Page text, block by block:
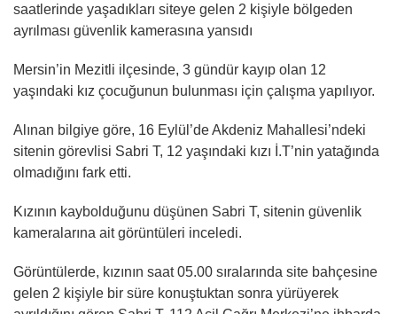
saatlerinde yaşadıkları siteye gelen 2 kişiyle bölgeden
ayrılması güvenlik kamerasına yansıdı
Mersin’in Mezitli ilçesinde, 3 gündür kayıp olan 12
yaşındaki kız çocuğunun bulunması için çalışma yapılıyor.
Alınan bilgiye göre, 16 Eylül’de Akdeniz Mahallesi’ndeki
sitenin görevlisi Sabri T, 12 yaşındaki kızı İ.T’nin yatağında
olmadığını fark etti.
Kızının kaybolduğunu düşünen Sabri T, sitenin güvenlik
kameralarına ait görüntüleri inceledi.
Görüntülerde, kızının saat 05.00 sıralarında site bahçesine
gelen 2 kişiyle bir süre konuştuktan sonra yürüyerek